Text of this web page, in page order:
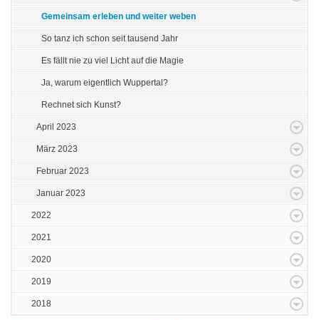
Gemeinsam erleben und weiter weben
So tanz ich schon seit tausend Jahr
Es fällt nie zu viel Licht auf die Magie
Ja, warum eigentlich Wuppertal?
Rechnet sich Kunst?
April 2023
März 2023
Februar 2023
Januar 2023
2022
2021
2020
2019
2018